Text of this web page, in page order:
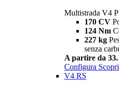
Multistrada V4
170 CV
124 Nm
227 kg
senza
A partire da
Configura
V4 RS